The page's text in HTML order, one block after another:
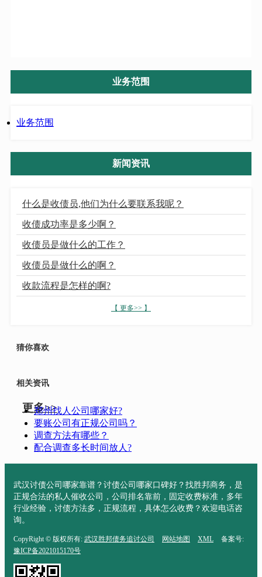
业务范围
业务范围
新闻资讯
什么是收债员,他们为什么要联系我呢？
收债成功率是多少啊？
收债员是做什么的工作？
收债员是做什么的啊？
收款流程是怎样的啊?
【 更多>> 】
猜你喜欢
相关资讯
更多>>
郑州找人公司哪家好?
要账公司有正规公司吗？
调查方法有哪些？
配合调查多长时间放人?
武汉讨债公司哪家靠谱？讨债公司哪家口碑好？找胜邦商务，是
正规合法的私人催收公司，公司排名靠前，固定收费标准，多年
行业经验，讨债方法多，正规流程，具体怎么收费？欢迎电话咨
询。
CopyRight © 版权所有: 武汉胜邦债务追讨公司 网站地图 XML
备案号:
豫ICP备2021015170号